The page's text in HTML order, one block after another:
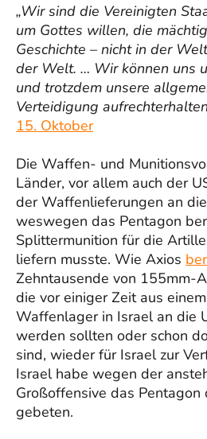
„Wir sind die Vereinigten
um Gottes willen, die
Geschichte – nicht in der
der Welt. … Wir können uns
und trotzdem unsere
Verteidigung
15. Oktober
Die Waffen- und
Länder, vor allem auch der
der Waffenlieferungen an
weswegen das Pentagon
Splittermunition für die
liefern musste. Wie Axios
Zehntausende von 155mm-
die vor einiger Zeit aus
Waffenlager in Israel an die
werden sollten oder schon
sind, wieder für Israel zur
Israel habe wegen der
Großoffensive das Pentagon
gebeten.